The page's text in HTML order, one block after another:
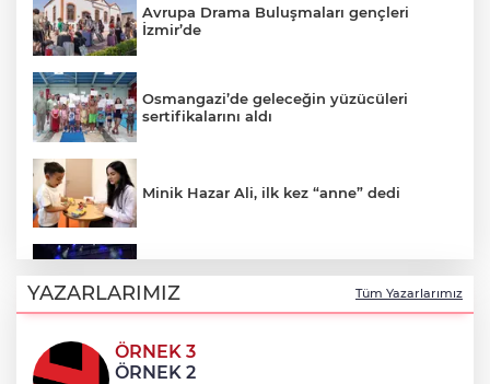
Avrupa Drama Buluşmaları gençleri
İzmir’de
Osmangazi’de geleceğin yüzücüleri
sertifikalarını aldı
Minik Hazar Ali, ilk kez “anne” dedi
dolu gece
Emekli Kafe’de kuaför ve berber hizmeti
başladı
YAZARLARIMIZ Tüm Yazarlarımız
ÖRNEK 3
ÖRNEK 2